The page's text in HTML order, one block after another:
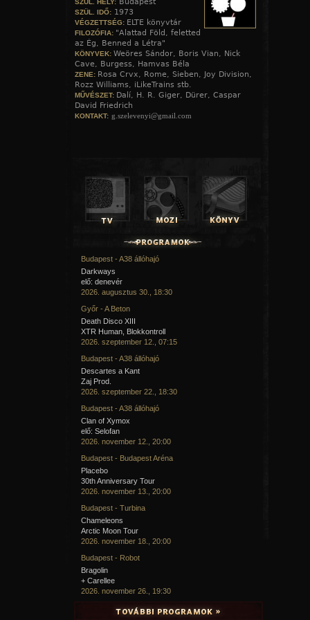
történeteket: accordeon, mandolin és zongora, hogy
romantikus atmoszférát nyújtsuk.
A hozzászóláshoz
SZÜL. HELY: Budapest
SZÜL. IDŐ: 1973
VÉGZETTSÉG: ELTE könyvtár
FILOZÓFIA: "Alattad Föld, feletted
az Ég, Benned a Létra"
KÖNYVEK: Weöres Sándor, Boris Vian, Nick
Cave, Burgess, Hamvas Béla
ZENE: Rosa Crvx, Rome, Sieben, Joy Division,
Rozz Williams, iLikeTrains stb.
MŰVÉSZET: Dalí, H. R. Giger, Dürer, Caspar
David Friedrich
KONTAKT: g.szelevenyi@gmail.com
Budapest - A38 állóhajó
Darkways
elő: denevér
2026. augusztus 30., 18:30
Győr - A Beton
Death Disco XIII
XTR Human, Blokkontroll
2026. szeptember 12., 07:15
Budapest - A38 állóhajó
Descartes a Kant
Zaj Prod.
2026. szeptember 22., 18:30
Budapest - A38 állóhajó
Clan of Xymox
elő: Selofan
2026. november 12., 20:00
Budapest - Budapest Aréna
Placebo
30th Anniversary Tour
2026. november 13., 20:00
Budapest - Turbina
Chameleons
Arctic Moon Tour
2026. november 18., 20:00
Budapest - Robot
Bragolin
+ Carellee
2026. november 26., 19:30